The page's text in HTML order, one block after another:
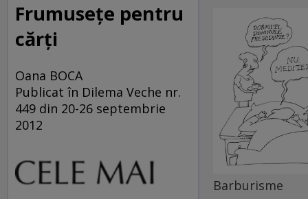
Frumuseţe pentru
cărţi
Oana BOCA
Publicat în Dilema Veche nr.
449 din 20-26 septembrie
2012
Barburisme